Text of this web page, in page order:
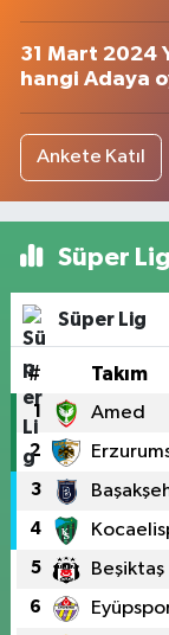
31 Mart 2024
hangi Adaya
Ankete Katıl
Süper
Süper Lig
# Takım
1 Amed
2
3
4
5 Beşiktaş
6